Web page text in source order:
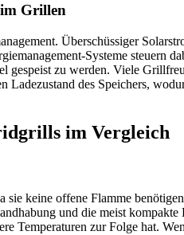
Grillen
Überschüssiger
Systeme steuern
zu werden. Viele
des Speichers,
im Vergleich
keine offene Flamme
und die meist
zur Folge hat.